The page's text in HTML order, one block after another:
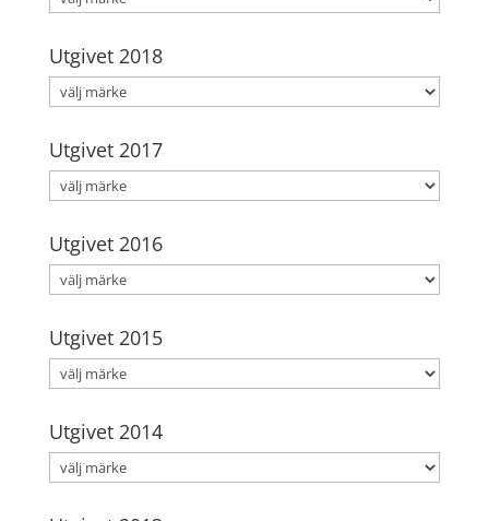
Utgivet 2018
Utgivet 2017
Utgivet 2016
Utgivet 2015
Utgivet 2014